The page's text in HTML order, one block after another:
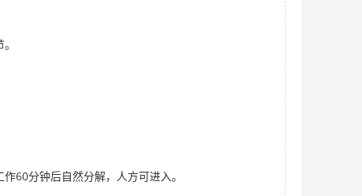
60分钟后自然分解，人方可进入。